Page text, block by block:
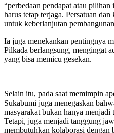
“perbedaan pendapat atau pilihan
harus tetap terjaga. Persatuan
untuk keberlanjutan
Ia juga menekankan pentingnya
Pilkada berlangsung, mengingat
yang bisa memicu gesekan.
Selain itu, pada saat memimpin
Sukabumi juga menegaskan
masyarakat bukan hanya
Tetapi, juga menjadi tanggung
membutuhkan kolaborasi